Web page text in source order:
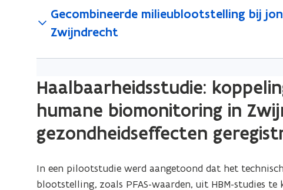
)
e
r
s
t
)
t
a
d
p
e
t
n
n
e
s
n
d
o
p
t
e
t
n
e
u
v
e
Gecombineerde milieublootstelling bij
Zwijndrecht
Haalbaarheidsstudie:
humane biomonitoring in
gezondheidseffecten
In een pilootstudie werd aangetoond dat het
blootstelling, zoals PFAS-waarden, uit HBM-studies